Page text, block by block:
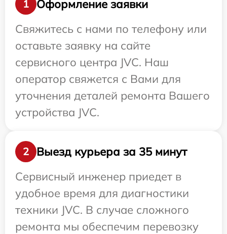
1
Оформление заявки
Свяжитесь с нами по телефону или
оставьте заявку на сайте
сервисного центра JVC. Наш
оператор свяжется с Вами для
уточнения деталей ремонта Вашего
устройства JVC.
2
Выезд курьера за 35 минут
Сервисный инженер приедет в
удобное время для диагностики
техники JVC. В случае сложного
ремонта мы обеспечим перевозку